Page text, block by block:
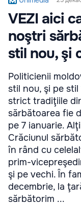
VEZI aici
noştri
stil nou, şi
Politicienii
stil nou, şi pe
strict tradiţiile
sărbătoarea fie
pe 7 ianuarie.
Crăciunul
în rând cu
prim-
şi pe vechi. În
decembrie, la
sărbătorim ...